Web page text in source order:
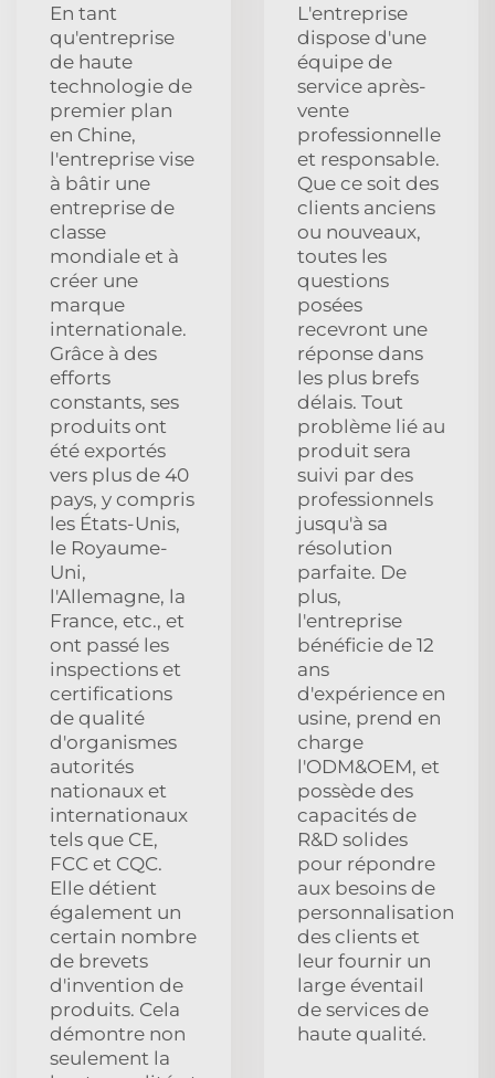
En tant
qu'entreprise
de haute
technologie de
premier plan
en Chine,
l'entreprise vise
à bâtir une
entreprise de
classe
mondiale et à
créer une
marque
internationale.
Grâce à des
efforts
constants, ses
produits ont
été exportés
vers plus de 40
pays, y compris
les États-Unis,
le Royaume-
Uni,
l'Allemagne, la
France, etc., et
ont passé les
inspections et
certifications
de qualité
d'organismes
autorités
nationaux et
internationaux
tels que CE,
FCC et CQC.
Elle détient
également un
certain nombre
de brevets
d'invention de
produits. Cela
démontre non
seulement la
L'entreprise
dispose d'une
équipe de
service après-
vente
professionnelle
et responsable.
Que ce soit des
clients anciens
ou nouveaux,
toutes les
questions
posées
recevront une
réponse dans
les plus brefs
délais. Tout
problème lié au
produit sera
suivi par des
professionnels
jusqu'à sa
résolution
parfaite. De
plus,
l'entreprise
bénéficie de 12
ans
d'expérience en
usine, prend en
charge
l'ODM&OEM, et
possède des
capacités de
R&D solides
pour répondre
aux besoins de
personnalisation
des clients et
leur fournir un
large éventail
de services de
haute qualité.